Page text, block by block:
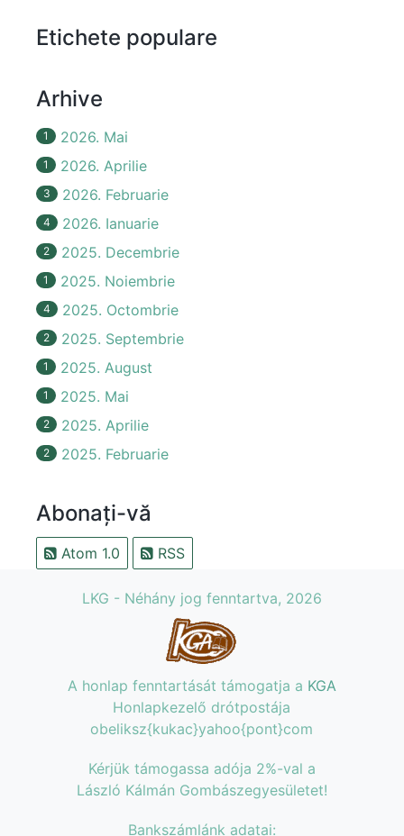
Etichete populare
Arhive
1 2026. Mai
1 2026. Aprilie
3 2026. Februarie
4 2026. Ianuarie
2 2025. Decembrie
1 2025. Noiembrie
4 2025. Octombrie
2 2025. Septembrie
1 2025. August
1 2025. Mai
2 2025. Aprilie
2 2025. Februarie
Abonați-vă
Atom 1.0 RSS
LKG - Néhány jog fenntartva, 2026
A honlap fenntartását támogatja a KGA
Honlapkezelő drótpostája
obeliksz{kukac}yahoo{pont}com
Kérjük támogassa adója 2%-val a
László Kálmán Gombászegyesületet!
Bankszámlánk adatai: